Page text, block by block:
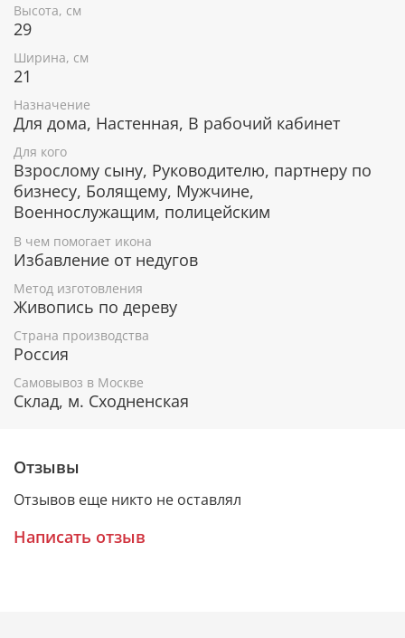
равноапостольный князь Владимир
Исцеление от болезней, особенно
заболеваний глаз.
Защита Отечества от врагов.
Помощь в решении внутренних проблем
страны.
Примирение враждующих, привнесение мира
и гармонии в отношения двух враждующих
Покровитель внутренних войск России.
Гарантия подлинности
К каждому живописному образу прикладывается
номерное свидетельство, в котором подробно
расписана вся информация об иконе:
Церкви.
Подарочная упаковка
Высота, см
29
Ширина, см
21
Назначение
Для дома, Настенная, В рабочий кабинет
Для кого
Взрослому сыну, Руководителю, партнеру по
бизнесу, Болящему, Мужчине,
Военнослужащим, полицейским
В чем помогает икона
Избавление от недугов
Метод изготовления
Живопись по дереву
Страна производства
Россия
Самовывоз в Москве
Склад, м. Сходненская
Отзывы
Отзывов еще никто не оставлял
Написать отзыв